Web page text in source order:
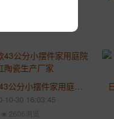
多彩荷花款43公分小摆件家用庭院鱼缸陶瓷生产厂家
10-30 16:03:45
2606浏览